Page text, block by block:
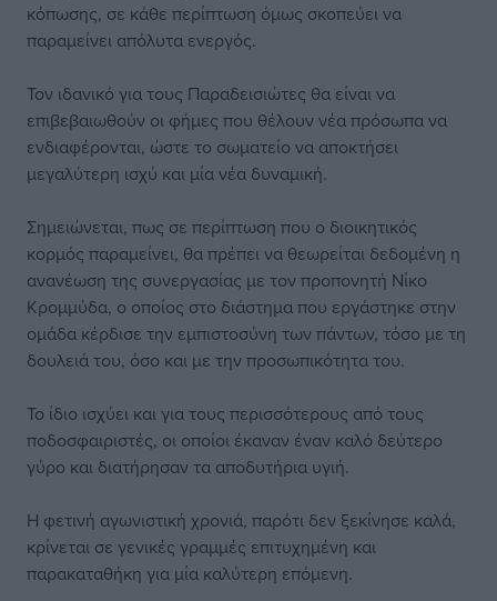
κόπωσης, σε κάθε περίπτωση όμως σκοπεύει να
παραμείνει απόλυτα ενεργός.
Τον ιδανικό για τους Παραδεισιώτες θα είναι να
επιβεβαιωθούν οι φήμες που θέλουν νέα πρόσωπα να
ενδιαφέρονται, ώστε το σωματείο να αποκτήσει
μεγαλύτερη ισχύ και μία νέα δυναμική.
Σημειώνεται, πως σε περίπτωση που ο διοικητικός
κορμός παραμείνει, θα πρέπει να θεωρείται δεδομένη η
ανανέωση της συνεργασίας με τον προπονητή Νίκο
Κρομμύδα, ο οποίος στο διάστημα που εργάστηκε στην
ομάδα κέρδισε την εμπιστοσύνη των πάντων, τόσο με τη
δουλειά του, όσο και με την προσωπικότητα του.
Το ίδιο ισχύει και για τους περισσότερους από τους
ποδοσφαιριστές, οι οποίοι έκαναν έναν καλό δεύτερο
γύρο και διατήρησαν τα αποδυτήρια υγιή.
Η φετινή αγωνιστική χρονιά, παρότι δεν ξεκίνησε καλά,
κρίνεται σε γενικές γραμμές επιτυχημένη και
παρακαταθήκη για μία καλύτερη επόμενη.